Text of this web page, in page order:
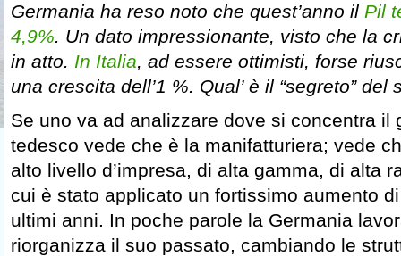
Germania ha reso noto che quest’anno il Pil
4,9%. Un dato impressionante, visto che la
in atto. In Italia, ad essere ottimisti, forse
una crescita dell’1 %. Qual’ è il “segreto”
Se uno va ad analizzare dove si concentra il
tedesco vede che è la manifatturiera; vede
alto livello d’impresa, di alta gamma, di alta
cui è stato applicato un fortissimo aumento
ultimi anni. In poche parole la Germania
riorganizza il suo passato, cambiando le